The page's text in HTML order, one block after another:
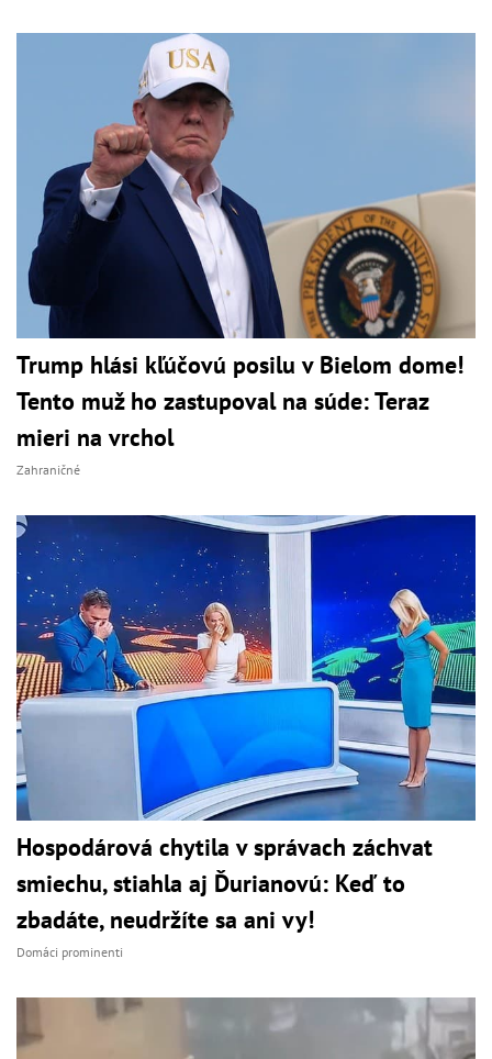
Trump hlási kľúčovú posilu v Bielom dome!
Tento muž ho zastupoval na súde: Teraz
mieri na vrchol
Zahraničné
Hospodárová chytila v správach záchvat
smiechu, stiahla aj Ďurianovú: Keď to
zbadáte, neudržíte sa ani vy!
Domáci prominenti